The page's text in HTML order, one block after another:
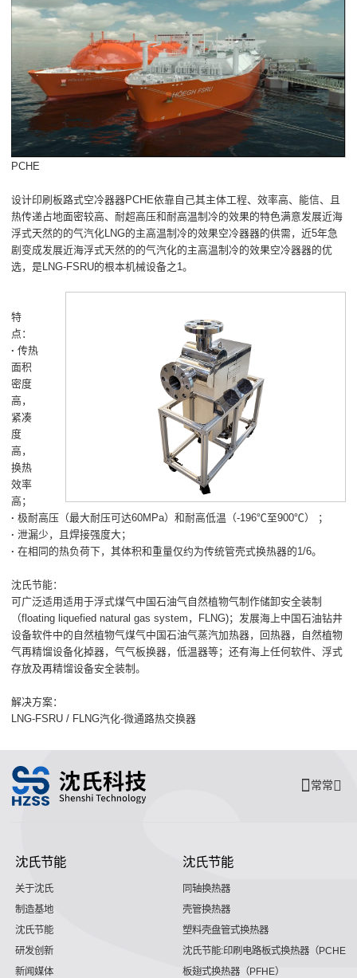
PCHE
设计印刷板路式空冷器器PCHE依靠自己其主体工程、效率高、能信、且
热传递占地面密较高、耐超高压和耐高温制冷的效果的特色满意发展近海
浮式天然的的气汽化LNG的主高温制冷的效果空冷器器的供需，近5年急
剧变成发展近海浮式天然的的气汽化的主高温制冷的效果空冷器器的优
选，是LNG-FSRU的根本机械设备之1。
特
点：
·传热
面积
密度
高，
紧凑
度
高，
换热
效率
高；
·极耐高压（最大耐压可达60MPa）和耐高低温（-196℃至900℃） ；
·泄漏少，且焊接强度大；
·在相同的热负荷下，其体积和重量仅约为传统管壳式换热器的1/6。
沈氏节能：
可广泛适用适用于浮式煤气中国石油气自然植物气制作储卸安全装制
（floating liquefied natural gas system，FLNG)；发展海上中国石油钻井
设备软件中的自然植物气煤气中国石油气蒸汽加热器，回热器，自然植物
气再精馏设备化掉器，气气板换器，低温器等；还有海上任何软件、浮式
存放及再精馏设备安全装制。
解决方案：
LNG-FSRU / FLNG汽化-微通路热交换器
常常
沈氏节能
关于沈氏
制造基地
沈氏节能
研发创新
新闻媒体
沈氏节能
同轴换热器
壳管换热器
塑料壳盘管式换热器
沈氏节能:印刷电路板式换热器（PCHE）
板翅式换热器（PFHE）